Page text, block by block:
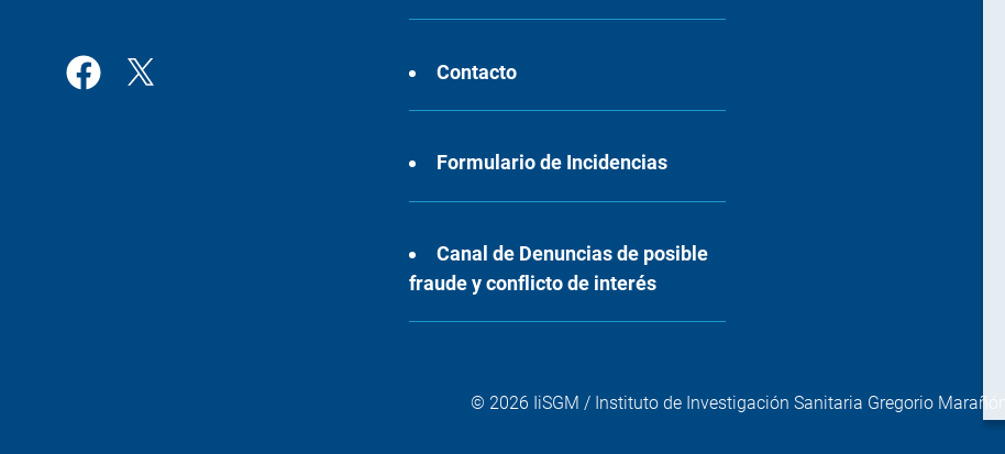
Contacto
Formulario de Incidencias
Canal de Denuncias de posible
fraude y conflicto de interés
© 2026 IiSGM / Instituto de Investigación Sanitaria Gregorio Marañón